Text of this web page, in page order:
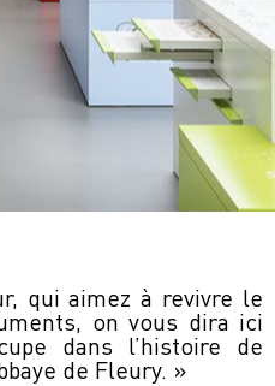
qui aimez à revivre le
on vous dira ici
dans l’histoire de
de Fleury. »